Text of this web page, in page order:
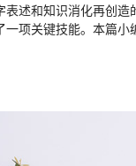
述和知识消化再创造
项关键技能。本篇小